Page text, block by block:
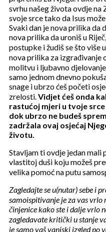
svrhu našeg života ovdje
svoje srce tako da Isus
Svaki dan je nova prilika da
nova prilika da uroniš u
postupke i žudiš se što više
nova prilika za izgrađivanje
molitvu i ljubavno
samo jednom dnevno
snage i ubrzo ćeš početi
zrelosti.Vidjet ćeš onda
rastućoj mjeri u tvoje
dok ubrzo ne budeš
zadržala ovaj osjećaj
životu.
Stavljam ti ovdje jedan mali
vlastitoj duši koju možeš
velika pomoć na putu
Zagledajte se u(nutar) sebe i
samoispitivanje je za vas vrlo
činjenice kako ste i dalje vrlo
zagledavate kritički u stanje
je samo vaš vanjski izgled